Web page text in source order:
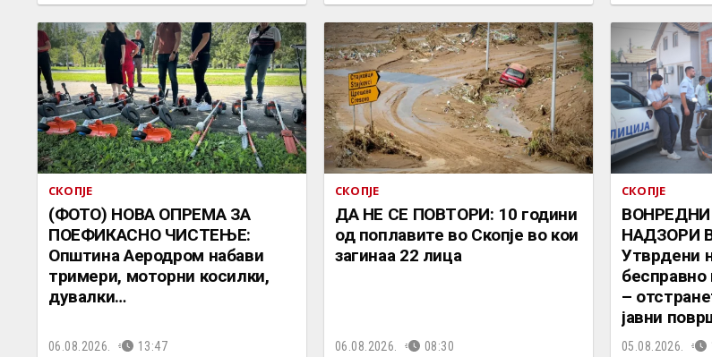
СКОПЈЕ
(ФОТО) НОВА ОПРЕМА ЗА
ПОЕФИКАСНО ЧИСТЕЊЕ:
Општина Аеродром набави
тримери, моторни косилки,
дувалки…
06.08.2026. 13:47
СКОПЈЕ
ДА НЕ СЕ ПОВТОРИ: 10 години
од поплавите во Скопје во кои
загинаа 22 лица
06.08.2026. 08:30
СКОПЈЕ
НАДЗОРИ
Утврдени
бесправно
–
јавни
05.08.2026.